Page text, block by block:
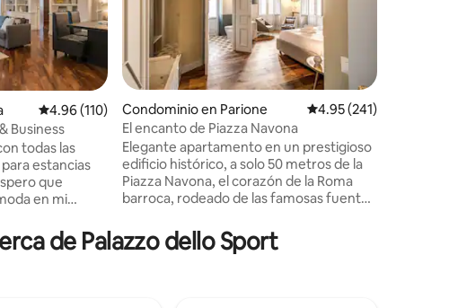
Calificación promedio: 4.96 de 5; 110 evaluaciones
4.96 (110)
Business
todas las
estancias
que
en mi
ayudarte a
Después
Condominio en Parione Calificación promedio:
4.95 (241)
El encanto de Piazza Navona
Elegante apartamento en un prestigioso
edificio histórico, a solo 50 metros de la
Piazza Navona, el corazón de la Roma
barroca, rodeado de las famosas fuentes
amueblado, ofrece dos dormitorios con
baño privado; el dormitorio principal
de Palazzo dello Sport